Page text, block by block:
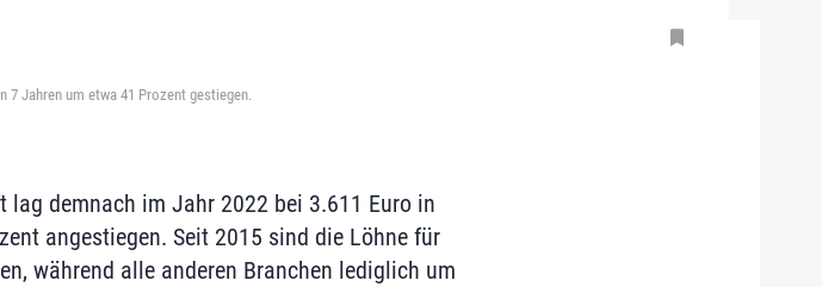
7 Jahren um etwa 41 Prozent gestiegen.
demnach im Jahr 2022 bei 3.611 Euro in
angestiegen. Seit 2015 sind die Löhne für
während alle anderen Branchen lediglich um